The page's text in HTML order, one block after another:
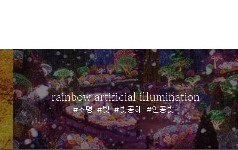
rainbow artificial illumination
#조명 #빛 #빛공해 #인공빛